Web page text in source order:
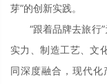
芽”的创新实践。
“跟着品牌去旅行”
实力、制造工艺、文
同深度融合，现代